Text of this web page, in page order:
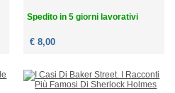
Spedito in 5 giorni lavorativi
€ 8,00